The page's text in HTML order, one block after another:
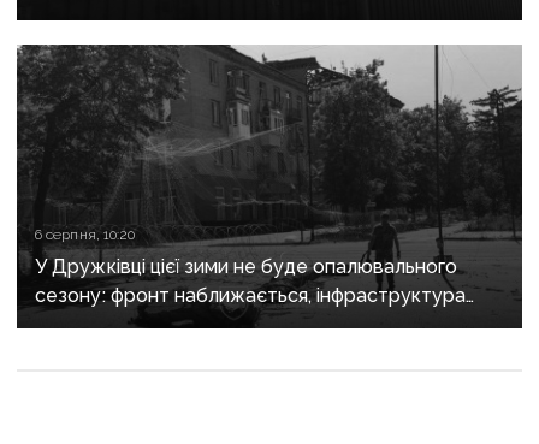
поранені
6 серпня, 10:20
У Дружківці цієї зими не буде опалювального
сезону: фронт наближається, інфраструктура
критично зруйнована